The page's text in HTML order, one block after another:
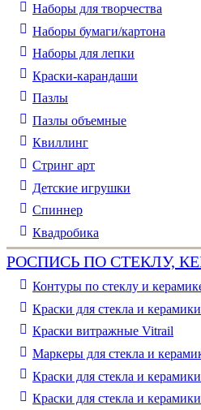
Наборы для творчества
Наборы бумаги/картона
Наборы для лепки
Краски-карандаши
Пазлы
Пазлы объемные
Квиллинг
Стринг арт
Детские игрушки
Спиннер
Квадробика
РОСПИСЬ ПО СТЕКЛУ,
Контуры по стеклу и
Краски для стекла и керамики
Краски витражные Vitrail
Маркеры для стекла и
Краски для стекла и
Краски для стекла и